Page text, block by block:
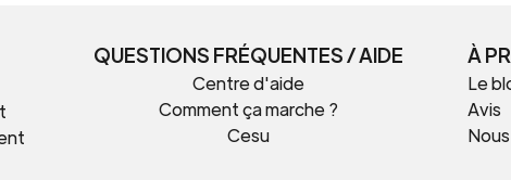
QUESTIONS FRÉQUENTES / AIDE
Centre d'aide
Comment ça marche ?
Cesu
À
Le
Avis